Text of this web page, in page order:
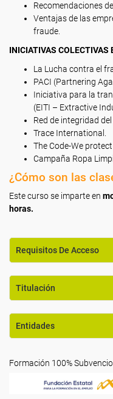
Recomendaciones
Ventajas de las
fraude.
INICIATIVAS COLECTIVAS
La Lucha contra el
PACI (Partnering
Iniciativa para la
(EITI – Extractive
Red de integridad
Trace International.
The Code-We
Campaña Ropa
¿Cómo son las
Este curso se imparte en
horas.
Requisitos De Acceso
Titulación
Entidades
Formación 100%